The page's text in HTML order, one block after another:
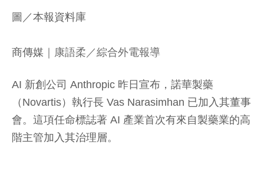
圖／本報資料庫
商傳媒 ｜康語柔／綜合外電報導
AI 新創公司 Anthropic 昨日宣布，諾華製藥
（Novartis）執行長 Vas Narasimhan 已加入其董事
會。這項任命標誌著 AI 產業首次有來自製藥業的高
階主管加入其治理層。